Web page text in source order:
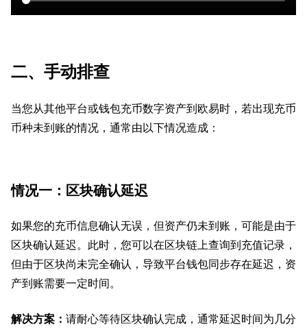
二、手动排查
当您从其他平台或钱包充币数字资产到欧易时，若出现充币
币种未到账的情况，通常由以下情况造成：
情况一：区块确认延迟
如果您的充币信息确认无误，但资产仍未到账，可能是由于
区块确认延迟。此时，您可以在区块链上查询到充值记录，
但由于区块尚未完全确认，导致平台钱包同步存在延迟，资
产到账需要一定时间。
解决方案： 请耐心等待区块确认完成，通常延迟时间为几分